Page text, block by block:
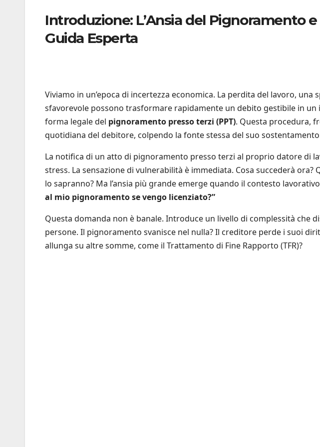
Introduzione: L’Ansia del Pignoramento
Guida Esperta
Viviamo in un’epoca di incertezza economica. La perdita del lavoro,
sfavorevole possono trasformare rapidamente un debito gestibile in un
forma legale del pignoramento presso terzi (PPT). Questa procedura,
quotidiana del debitore, colpendo la fonte stessa del suo
La notifica di un atto di pignoramento presso terzi al proprio datore di
stress. La sensazione di vulnerabilità è immediata. Cosa succederà
lo sapranno? Ma l’ansia più grande emerge quando il contesto
al mio pignoramento se vengo licenziato?”
Questa domanda non è banale. Introduce un livello di complessità che
persone. Il pignoramento svanisce nel nulla? Il creditore perde i suoi
allunga su altre somme, come il Trattamento di Fine Rapporto (TFR)?